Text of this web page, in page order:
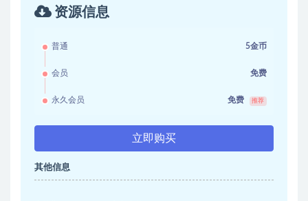
资源信息
普通 5金币
会员 免费
永久会员 免费 推荐
立即购买
其他信息